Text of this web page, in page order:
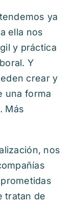
ya
ella nos
y práctica
Y
crear y
una forma
Más
nos
tratan de